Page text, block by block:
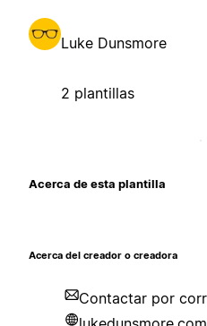
Luke Dunsmore
2 plantillas
Acerca de esta plantilla
Acerca del creador o creadora
Contactar por